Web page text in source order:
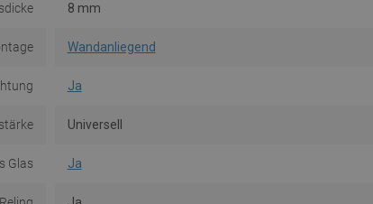
8 mm
Wandanliegend
Ja
Universell
Glas Ja